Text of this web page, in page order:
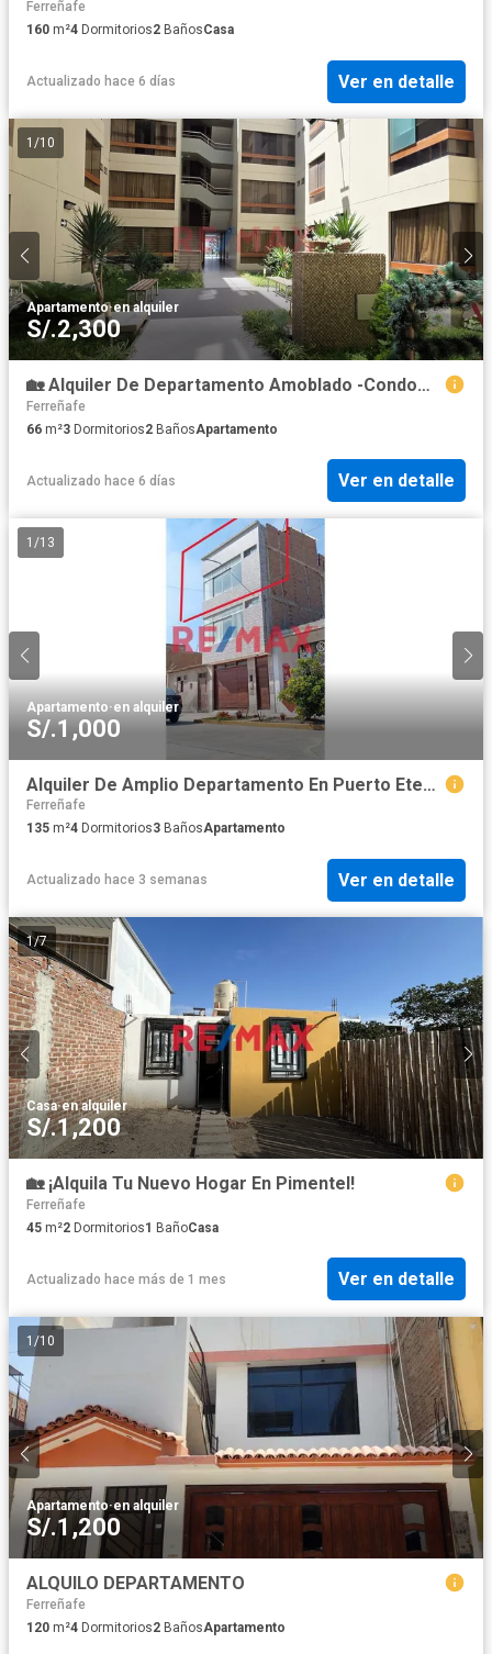
Ferreñafe
160 m²4 Dormitorios2 BañosCasa
Actualizado hace 6 días Ver en detalle
1 /10
Apartamento·en alquiler
S/.2,300
🏡 Alquiler De Departamento Amoblado -Condominio Orfebres Chiclayo
Ferreñafe
66 m²3 Dormitorios2 BañosApartamento
Actualizado hace 6 días Ver en detalle
1 /13
Apartamento·en alquiler
S/.1,000
Alquiler De Amplio Departamento En Puerto Eten, Cerca A La Playa
Ferreñafe
135 m²4 Dormitorios3 BañosApartamento
Actualizado hace 3 semanas Ver en detalle
1/7
Casa·en alquiler
S/.1,200
🏡 ¡Alquila Tu Nuevo Hogar En Pimentel!
Ferreñafe
45 m²2 Dormitorios1 BañoCasa
Actualizado hace más de 1 mes Ver en detalle
1 /10
Apartamento·en alquiler
S/.1,200
ALQUILO DEPARTAMENTO
Ferreñafe
120 m²4 Dormitorios2 BañosApartamento